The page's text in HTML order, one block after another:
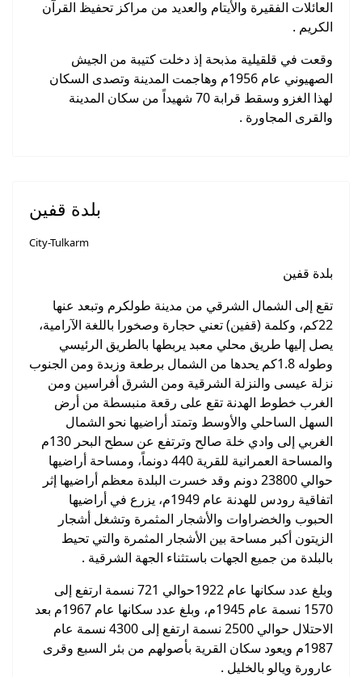
العائلات الفقيرة والأيتام والعديد من مراكز تحفيظ القرآن
الكريم .
وقعت في قلقيلية مذبحة إذ دخلت كتيبة من الجيش
الصهيوني عام 1956م وهاجمت المدينة وتصدى السكان
لهذا الغزو وسقط قرابة 70 شهيداً من سكان المدينة
والقرى المجاورة .
بلدة قفين
City-Tulkarm
بلدة قفين
تقع إلى الشمال الشرقي من مدينة طولكرم وتبعد عنها
22كم، وكلمة (قفين) تعني حجارة وصخورا باللغة الآرامية،
يصل إليها طريق محلي معبد يربطها بالطريق الرئيسي
وطوله 1.8كم يحدها من الشمال برطعة وزبدة ومن الجنوب
نزلة عيسى والنزلة الشرقية ومن الشرق أفراسين ومن
الغرب خطوط الهدنة تقع على رقعة منبسطة من أرض
السهل الساحلي والأوسط وتمتد أراضيها نحو الشمال
الغربي إلى وادي خلة صالح وترتفع عن سطح البحر 130م
والمساحة العمرانية للقرية 440 دونماً، ومساحة أراضيها
حوالي 23800 دونم وقد خسرت البلدة معظم أراضيها إثر
اتفاقية رودس للهدنة عام 1949م، يزرع في أراضيها
الحبوب والخضراوات والأشجار المثمرة وتشغل أشجار
الزيتون أكبر مساحة بين الأشجار المثمرة والتي تحيط
بالبلدة من جميع الجهات باستثناء الجهة الشرقية .
وبلغ عدد سكانها عام 1922حوالي 721 نسمة ارتفع إلى
1570 نسمة عام 1945م، وبلغ عدد سكانها عام 1967م بعد
الاحتلال حوالي 2500 نسمة ارتفع إلى 4300 نسمة عام
1987م ويعود سكان القرية بأصولهم من بئر السبع وقرى
عارورة ويالو بالخليل .